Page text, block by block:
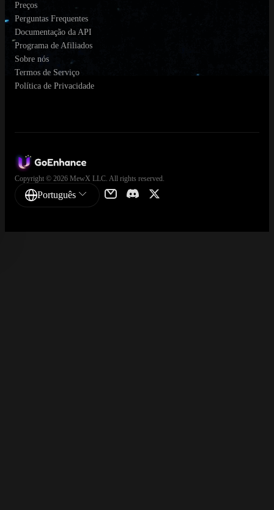
Preços
Perguntas Frequentes
Documentação da API
Programa de Afiliados
Sobre nós
Termos de Serviço
Política de Privacidade
Copyright © 2026 MewX LLC. All rights reserved.
Português